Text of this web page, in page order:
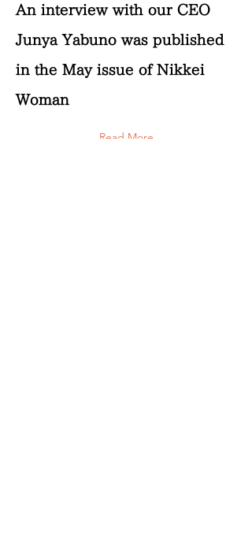
An interview with our CEO
Junya Yabuno was published
in the May issue of Nikkei
Woman
Read More